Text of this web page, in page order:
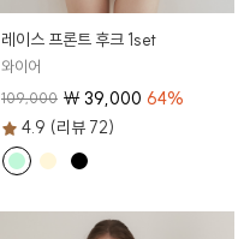
레이스 프론트 후크 1set
와이어
109,000 ₩39,000 64%
4.9 (리뷰 72)